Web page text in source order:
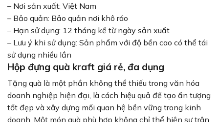
– Nơi sản xuất: Việt Nam
– Bảo quản: Bảo quản nơi khô ráo
– Hạn sử dụng: 12 tháng kể từ ngày sản xuất
– Lưu ý khi sử dụng: Sản phẩm với độ bền cao có thể tái
sử dụng nhiều lần
Hộp đựng quà kraft giá rẻ, đa dụng
Tặng quà là một phần không thể thiếu trong văn hóa
doanh nghiệp hiện đại, là cách hiệu quả để tạo ấn tượng
tốt đẹp và xây dựng mối quan hệ bền vững trong kinh
doanh. Một món quà phù hợp không chỉ thể hiện sự trân